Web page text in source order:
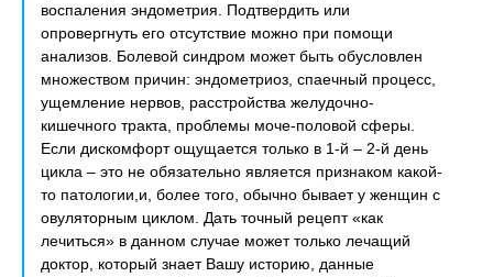
воспаления эндометрия. Подтвердить или
опровергнуть его отсутствие можно при помощи
анализов. Болевой синдром может быть обусловлен
множеством причин: эндометриоз, спаечный процесс,
ущемление нервов, расстройства желудочно-
кишечного тракта, проблемы моче-половой сферы.
Если дискомфорт ощущается только в 1-й – 2-й день
цикла – это не обязательно является признаком какой-
то патологии,и, более того, обычно бывает у женщин с
овуляторным циклом. Дать точный рецепт «как
лечиться» в данном случае может только лечащий
доктор, который знает Вашу историю, данные